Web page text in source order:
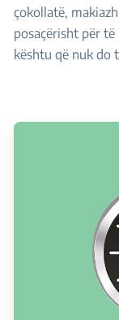
çokollatë,
posaçërisht për
kështu që nuk do